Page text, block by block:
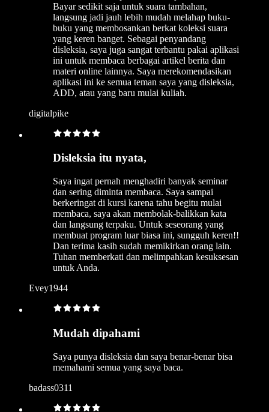
Bayar sedikit saja untuk suara tambahan,
langsung jadi jauh lebih mudah melahap buku-
buku yang membosankan berkat koleksi suara
yang keren banget. Sebagai penyandang
disleksia, saya juga sangat terbantu pakai aplikasi
ini untuk membaca berbagai artikel berita dan
materi online lainnya. Saya merekomendasikan
aplikasi ini ke semua teman saya yang disleksia,
ADD, atau yang baru mulai kuliah.
digitalpike
Disleksia itu nyata,
Saya ingat pernah menghadiri banyak seminar
dan sering diminta membaca. Saya sampai
berkeringat di kursi karena tahu begitu mulai
membaca, saya akan membolak-balikkan kata
dan langsung terpaku. Untuk seseorang yang
membuat program luar biasa ini, sungguh keren!!
Dan terima kasih sudah memikirkan orang lain.
Tuhan memberkati dan melimpahkan kesuksesan
untuk Anda.
Evey1944
Mudah dipahami
Saya punya disleksia dan saya benar-benar bisa
memahami semua yang saya baca.
badass0311